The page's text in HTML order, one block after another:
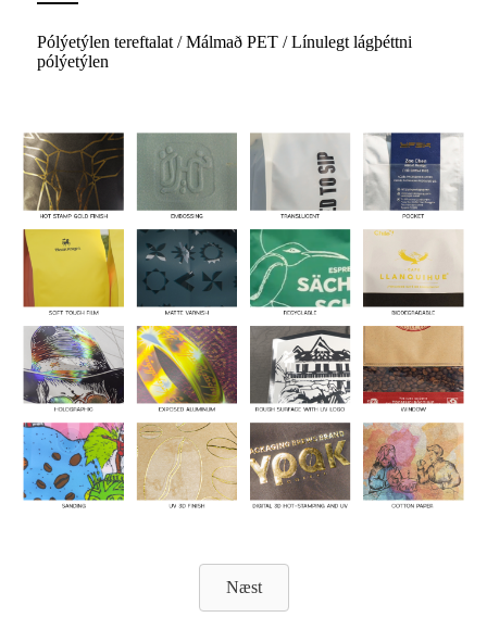
Pólýetýlen tereftalat / Málmað PET / Línulegt lágþéttni
pólýetýlen
Næst